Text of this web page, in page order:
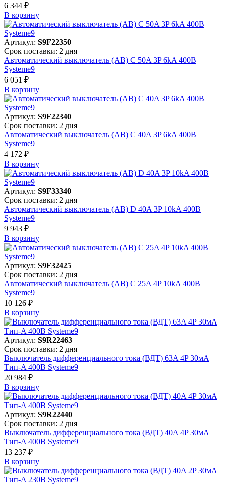
6 344 ₽
В корзинy
Артикул: S9F22350
Срок поставки: 2 дня
Автоматический выключатель (АВ) C 50A 3P 6kA 400В
Systeme9
6 051 ₽
В корзинy
Артикул: S9F22340
Срок поставки: 2 дня
Автоматический выключатель (АВ) C 40A 3P 6kA 400В
Systeme9
4 172 ₽
В корзинy
Артикул: S9F33340
Срок поставки: 2 дня
Автоматический выключатель (АВ) D 40A 3P 10kA 400В
Systeme9
9 943 ₽
В корзинy
Артикул: S9F32425
Срок поставки: 2 дня
Автоматический выключатель (АВ) C 25A 4P 10kA 400В
Systeme9
10 126 ₽
В корзинy
Артикул: S9R22463
Срок поставки: 2 дня
Выключатель дифференциального тока (ВДТ) 63A 4P 30мА
Тип-A 400В Systeme9
20 984 ₽
В корзинy
Артикул: S9R22440
Срок поставки: 2 дня
Выключатель дифференциального тока (ВДТ) 40A 4P 30мА
Тип-A 400В Systeme9
13 237 ₽
В корзинy